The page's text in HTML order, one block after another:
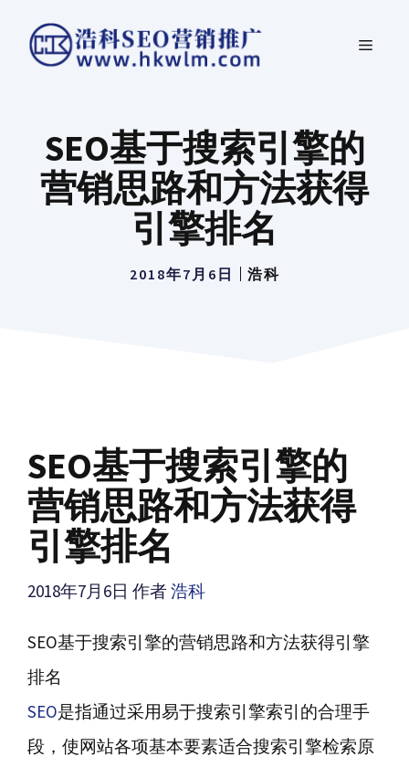
菜
SEO基于搜索引擎的
营销思路和方法获得
引擎排名
2018年7月6日 浩科
SEO基于搜索引擎的
营销思路和方法获得
引擎排名
2018年7月6日 作者浩科
SEO基于搜索引擎的营销思路和方法获得引擎
排名
SEO是指通过采用易于搜索引擎索引的合理手
段，使网站各项基本要素适合搜索引擎检索原